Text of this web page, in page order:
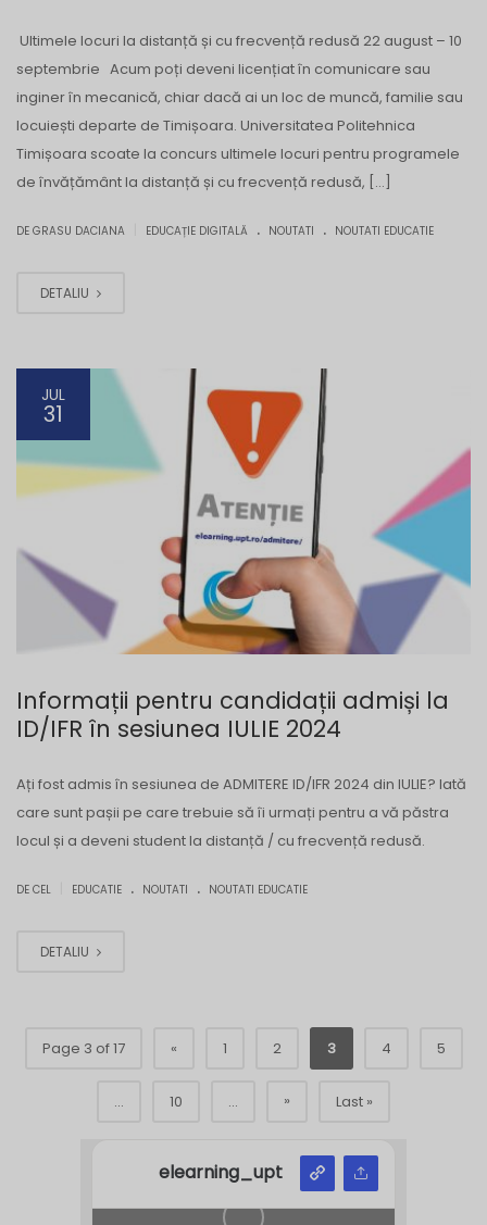
Ultimele locuri la distanță și cu frecvență redusă 22 august – 10
septembrie Acum poți deveni licențiat în comunicare sau
inginer în mecanică, chiar dacă ai un loc de muncă, familie sau
locuiești departe de Timișoara. Universitatea Politehnica
Timișoara scoate la concurs ultimele locuri pentru programele
de învățământ la distanță și cu frecvență redusă, […]
DE GRASU DACIANA EDUCAȚIE DIGITALĂ . NOUTATI . NOUTATI EDUCATIE
DETALIU
JUL
31
Informații pentru candidații admiși la
ID/IFR în sesiunea IULIE 2024
Ați fost admis în sesiunea de ADMITERE ID/IFR 2024 din IULIE? Iată
care sunt pașii pe care trebuie să îi urmați pentru a vă păstra
locul și a deveni student la distanță / cu frecvență redusă.
DE CEL EDUCATIE . NOUTATI . NOUTATI EDUCATIE
DETALIU
Page 3 of 17 « 1 2 3 4 5
... 10 ... » Last »
elearning_upt